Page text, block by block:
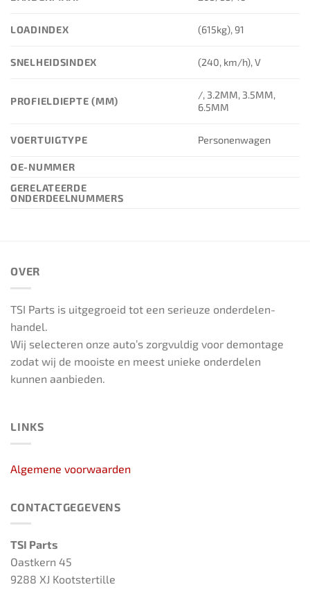
LOADINDEX (615kg), 91
SNELHEIDSINDEX (240, km/h), V
PROFIELDIEPTE (MM)
/, 3.2MM, 3.5MM,
6.5MM
VOERTUIGTYPE Personenwagen
OE-NUMMER
GERELATEERDE
ONDERDEELNUMMERS
OVER
TSI Parts is uitgegroeid tot een serieuze onderdelen-
handel.
Wij selecteren onze auto’s zorgvuldig voor demontage
zodat wij de mooiste en meest unieke onderdelen
kunnen aanbieden.
LINKS
Algemene voorwaarden
CONTACTGEGEVENS
TSI Parts
Oastkern 45
9288 XJ Kootstertille